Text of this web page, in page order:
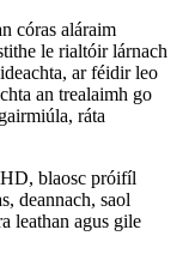
córas aláraim
le rialtóir lárnach
ar féidir leo
an trealaimh go
ráta
HD, blaosc próifíl
deannach, saol
leathan agus gile